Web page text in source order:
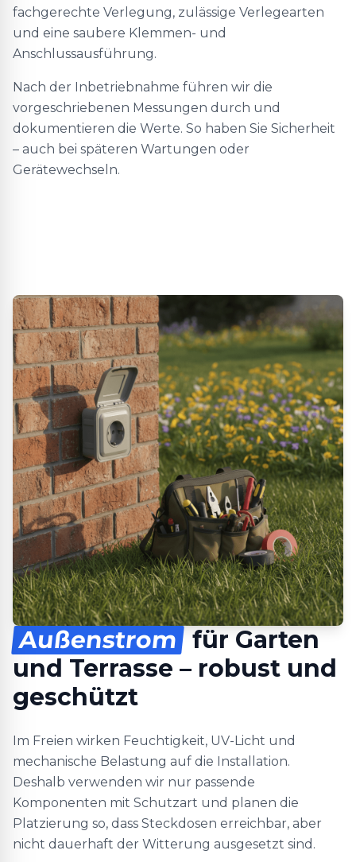
fachgerechte Verlegung, zulässige Verlegearten
und eine saubere Klemmen- und
Anschlussausführung.
Nach der Inbetriebnahme führen wir die
vorgeschriebenen Messungen durch und
dokumentieren die Werte. So haben Sie Sicherheit
– auch bei späteren Wartungen oder
Gerätewechseln.
Außenstrom für Garten
und Terrasse – robust und
geschützt
Im Freien wirken Feuchtigkeit, UV-Licht und
mechanische Belastung auf die Installation.
Deshalb verwenden wir nur passende
Komponenten mit Schutzart und planen die
Platzierung so, dass Steckdosen erreichbar, aber
nicht dauerhaft der Witterung ausgesetzt sind.